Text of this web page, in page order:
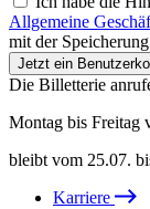
Allgemeine
mit der
Jetzt ein
Die Billetterie
Montag bis Freitag
bleibt vom 25.07.
Karriere